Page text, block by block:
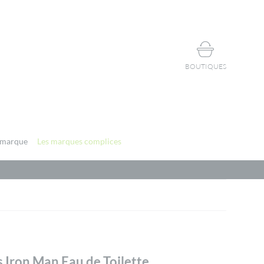
BOUTIQUES
Les marques complices